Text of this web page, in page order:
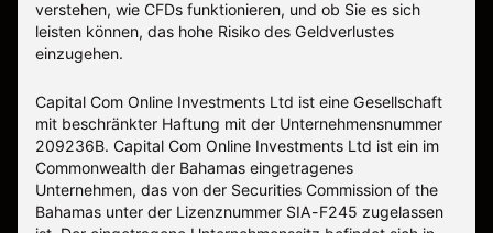
verstehen, wie CFDs funktionieren, und ob Sie es sich
leisten können, das hohe Risiko des Geldverlustes
einzugehen.
Capital Com Online Investments Ltd ist eine Gesellschaft
mit beschränkter Haftung mit der Unternehmensnummer
209236B. Capital Com Online Investments Ltd ist ein im
Commonwealth der Bahamas eingetragenes
Unternehmen, das von der Securities Commission of the
Bahamas unter der Lizenznummer SIA-F245 zugelassen